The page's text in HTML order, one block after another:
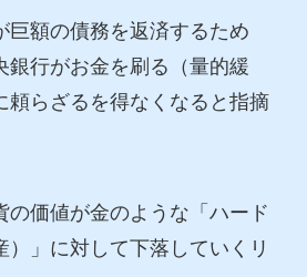
巨額の債務を返済するため
銀行がお金を刷る（量的緩
頼らざるを得なくなると指摘
の価値が金のような「ハード
）」に対して下落していくリ